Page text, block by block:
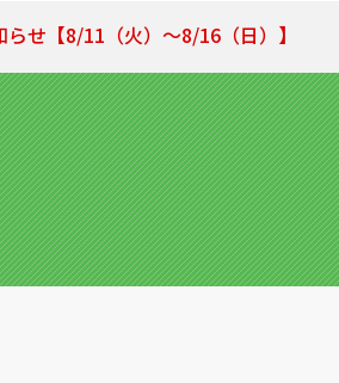
せ【8/11（火）～8/16（日）】